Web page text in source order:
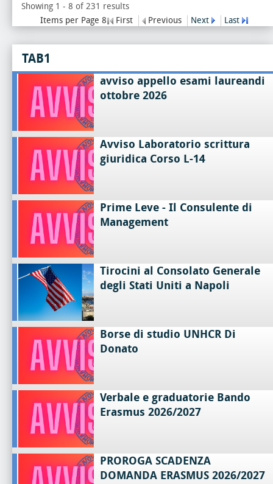
Showing 1 - 8 of 231 results
Items per Page 8
First Previous Next Last
TAB1
avviso appello esami laureandi
ottobre 2026
Avviso Laboratorio scrittura
giuridica Corso L-14
Prime Leve - Il Consulente di
Management
Tirocini al Consolato Generale
degli Stati Uniti a Napoli
Borse di studio UNHCR Di
Donato
Verbale e graduatorie Bando
Erasmus 2026/2027
PROROGA SCADENZA
DOMANDA ERASMUS 2026/2027